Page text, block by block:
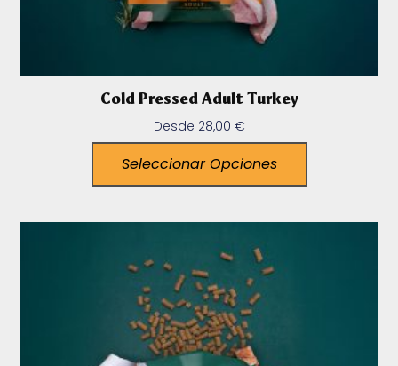
Cold Pressed Adult Turkey
Desde 28,00 €
Seleccionar Opciones